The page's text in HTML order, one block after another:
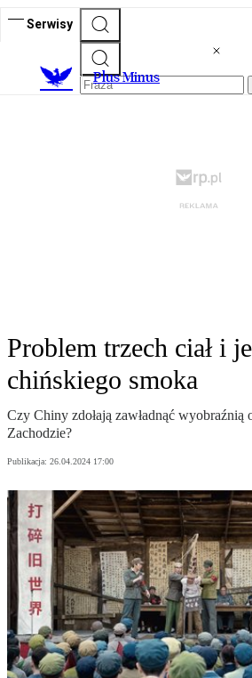
Serwisy
Plus Minus
Problem trzech ciał i
chińskiego smoka
Czy Chiny zdołają zawładnąć
Zachodzie?
Publikacja: 26.04.2024 17:00